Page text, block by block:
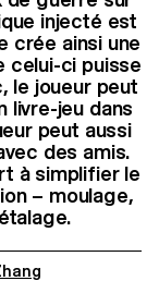
injecté est
crée ainsi une
celui-ci puisse
le joueur peut
livre-jeu dans
peut aussi
des amis.
à simplifier le
– moulage,